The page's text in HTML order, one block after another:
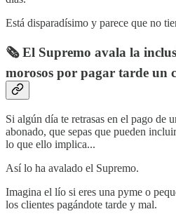
Está disparadísimo y parece que no
🗞️ El Supremo avala la
morosos por pagar tarde un
Si algún día te retrasas en el pago de
abonado, que sepas que pueden
lo que ello implica...
Así lo ha avalado el Supremo.
Imagina el lío si eres una pyme o
los clientes pagándote tarde y mal.